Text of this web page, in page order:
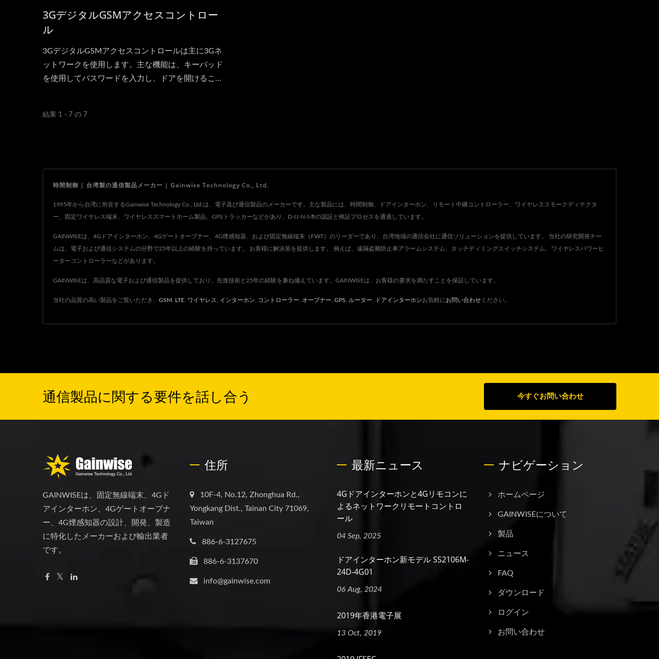
3GデジタルGSMアクセスコントロー
ル
3GデジタルGSMアクセスコントロールは主に3Gネ
ットワークを使用します。主な機能は、キーパッド
を使用してパスワードを入力し、ドアを開けること
ます。
結果 1 - 7 の 7
時間制御 | 台湾製の通信製品メーカー | Gainwise Technology Co., Ltd.
1995年から台湾に所在するGainwise Technology Co., Ltd.は、電子及び通信製品のメーカーです。主な製品には、時間制御、ドアインターホン、リモート中継コントローラー、ワイヤレススモークディテクタ
ー、固定ワイヤレス端末、ワイヤレススマートホーム製品、GPSトラッカーなどがあり、D-U-N-S®の認証と検証プロセスを通過しています。
GAINWISEは、4Gドアインターホン、4Gゲートオープナー、4G煙感知器、および固定無線端末（FWT）のリーダーであり、台湾地域の通信会社に通信ソリューションを提供しています。 当社の研究開発チー
ムは、電子および通信システムの分野で25年以上の経験を持っています。 お客様に解決策を提供します。 例えば、遠隔盗難防止車アラームシステム、タッチディミングスイッチシステム、ワイヤレスパワーヒ
ーターコントローラーなどがあります。
GAINWISEは、高品質な電子および通信製品を提供しており、先進技術と25年の経験を兼ね備えています。GAINWISEは、お客様の要求を満たすことを保証しています。
当社の品質の高い製品をご覧いただき、 GSM LTE ワイヤレス インターホン コントローラー オープナー GPS ルーター ドアインターホンお気軽にお問い合わせ ください。
通信製品に関する要件を話し合う 今すぐお問い合わせ
GAINWISEは、固定無線端末、4Gド
アインターホン、4Gゲートオープナ
ー、4G煙感知器の設計、開発、製造
に特化したメーカーおよび輸出業者
です。
住所
10F-4, No.12, Zhonghua Rd.,
Yongkang Dist., Tainan City 71069,
Taiwan
886-6-3127675
886-6-3137670
info@gainwise.com
最新ニュース
4Gドアインターホンと4Gリモコンに
よるネットワークリモートコントロ
ール
04 Sep, 2025
ドアインターホン新モデル SS2106M-
24D-4G01
06 Aug, 2024
2019年香港電子展
13 Oct, 2019
ナビゲーション
ホームページ
GAINWISEについて
製品
ニュース
FAQ
ダウンロード
ログイン
お問い合わせ